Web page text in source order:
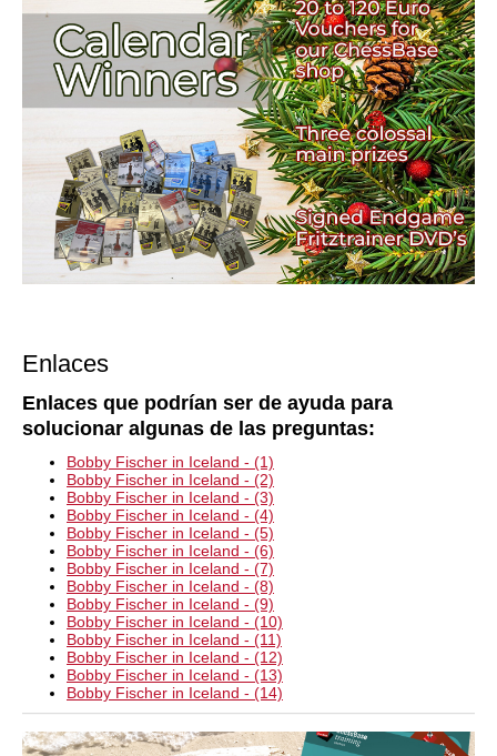
Enlaces
Enlaces que podrían ser de ayuda para
solucionar algunas de las preguntas:
Bobby Fischer in Iceland - (1)
Bobby Fischer in Iceland - (2)
Bobby Fischer in Iceland - (3)
Bobby Fischer in Iceland - (4)
Bobby Fischer in Iceland - (5)
Bobby Fischer in Iceland - (6)
Bobby Fischer in Iceland - (7)
Bobby Fischer in Iceland - (8)
Bobby Fischer in Iceland - (9)
Bobby Fischer in Iceland - (10)
Bobby Fischer in Iceland - (11)
Bobby Fischer in Iceland - (12)
Bobby Fischer in Iceland - (13)
Bobby Fischer in Iceland - (14)